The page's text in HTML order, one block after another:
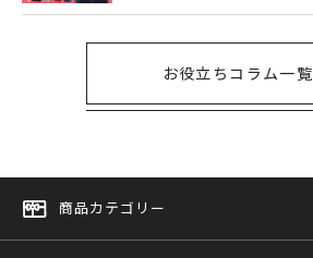
お役立ちコラム一覧
商品カテゴリー